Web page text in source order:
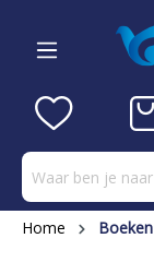
Home Boeken